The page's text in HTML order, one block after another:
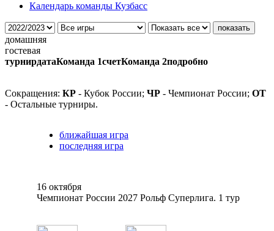
Календарь команды Кузбасс
домашняя
гостевая
турнирдатаКоманда 1счетКоманда 2подробно
Сокращения: КР - Кубок России; ЧР - Чемпионат России; ОТ
- Остальные турниры.
ближайшая игра
последняя игра
16 октября
Чемпионат России 2027 Рольф Суперлига. 1 тур